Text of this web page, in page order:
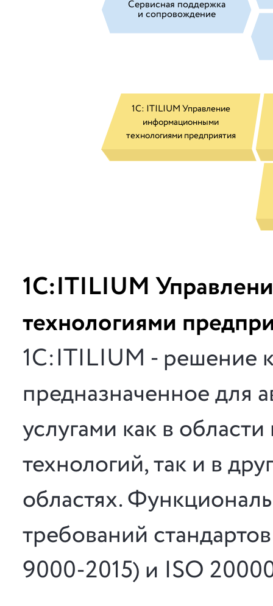
Сервисная поддержка
и сопровождение
1С: ITILIUM Управление
информационными
технологиями предприятия
1С:ITILIUM
технологиями
1С:ITILIUM - решение
предназначенное для
услугами как в
технологий, так и в
областях.
требований
9000-2015) и ISO